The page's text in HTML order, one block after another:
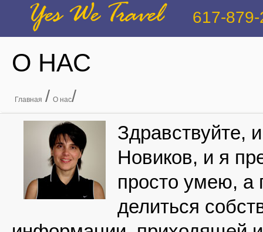
Yes We Travel 617-
О НАС
Главная / О нас/
Здравствуйте,
Новиков, и я
просто умею, а
делиться